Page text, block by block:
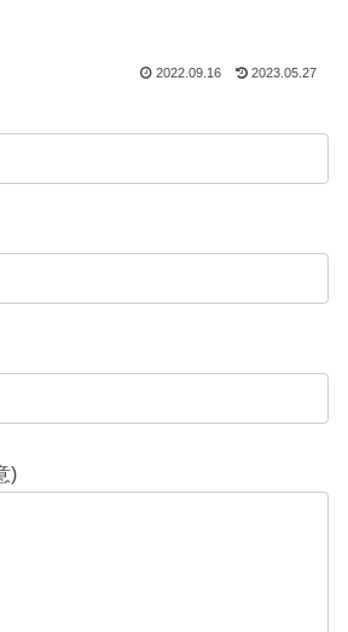
2022.09.16 2023.05.27
)